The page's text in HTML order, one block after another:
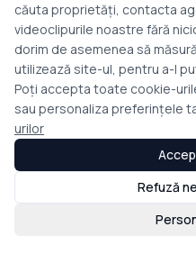
căuta proprietăți, contacta
videoclipurile noastre fără
dorim de asemenea să
utilizează site-ul, pentru a-l
Poți accepta toate cookie-
sau personaliza preferințele
urilor
Refuză